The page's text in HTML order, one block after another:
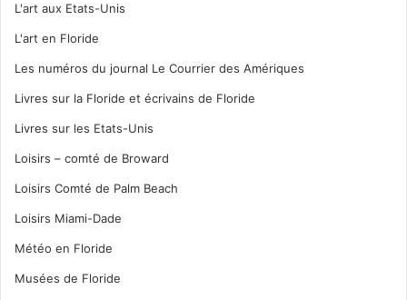
L'art aux Etats-Unis
L'art en Floride
Les numéros du journal Le Courrier des Amériques
Livres sur la Floride et écrivains de Floride
Livres sur les Etats-Unis
Loisirs – comté de Broward
Loisirs Comté de Palm Beach
Loisirs Miami-Dade
Météo en Floride
Musées de Floride